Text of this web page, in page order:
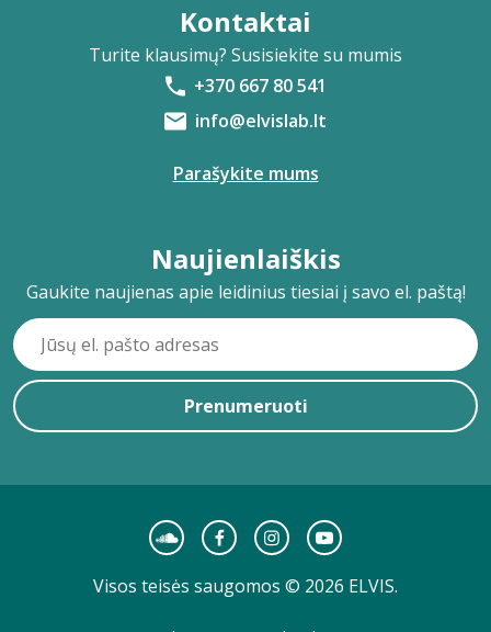
Kontaktai
Turite klausimų? Susisiekite su mumis
+370 667 80 541
info@elvislab.lt
Parašykite mums
Naujienlaiškis
Gaukite naujienas apie leidinius tiesiai į savo el. paštą!
Prenumeruoti
Visos teisės saugomos © 2026 ELVIS.